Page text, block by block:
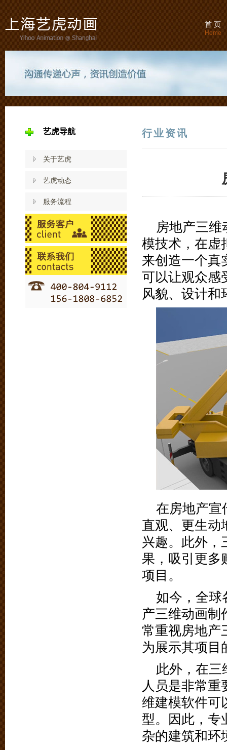
首 页
Home
艺虎导航
关于艺虎
艺虎动态
服务流程
行业资讯
房地产三
模技术，在虚
来创造一个真
可以让观众感
风貌、设计和
在房地产宣
直观、更生动
兴趣。此外，
果，吸引更多
项目。
如今，全球
产三维动画制
常重视房地产
为展示其项目
此外，在三
人员是非常
维建模软件可
型。因此，专
杂的建筑和环